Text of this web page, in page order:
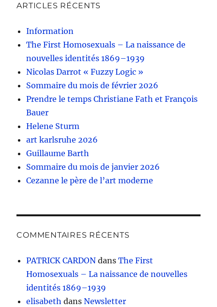
ARTICLES RÉCENTS
Information
The First Homosexuals – La naissance de
nouvelles identités 1869–1939
Nicolas Darrot « Fuzzy Logic »
Sommaire du mois de février 2026
Prendre le temps Christiane Fath et François
Bauer
Helene Sturm
art karlsruhe 2026
Guillaume Barth
Sommaire du mois de janvier 2026
Cezanne le père de l’art moderne
COMMENTAIRES RÉCENTS
PATRICK CARDON dansThe First
Homosexuals – La naissance de nouvelles
identités 1869–1939
elisabeth dansNewsletter